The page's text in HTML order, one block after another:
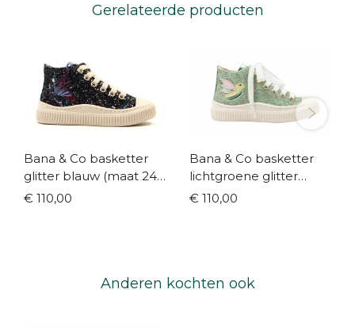
Gerelateerde producten
Bana & Co basketter
glitter blauw (maat 24-
35)
€ 110,00
Bana & Co basketter
lichtgroene glitter
(maat 24-35)
€ 110,00
Anderen kochten ook